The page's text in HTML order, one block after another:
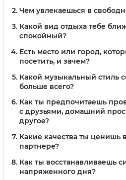
Чем увлекаешься в
Какой вид отдыха тебе
спокойный?
Есть место или город,
посетить, и зачем?
Какой музыкальный стиль
больше всего?
Как ты предпочитаешь
с друзьями, домашний
другое?
Какие качества ты ценишь
партнере?
Как ты восстанавливаешь
напряженного дня?